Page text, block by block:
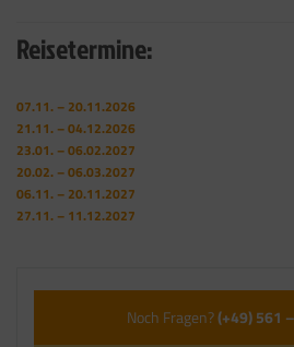
Reisetermine:
07.11. – 20.11.2026
21.11. – 04.12.2026
23.01. – 06.02.2027
20.02. – 06.03.2027
06.11. – 20.11.2027
27.11. – 11.12.2027
Noch Fragen?(+49) 561